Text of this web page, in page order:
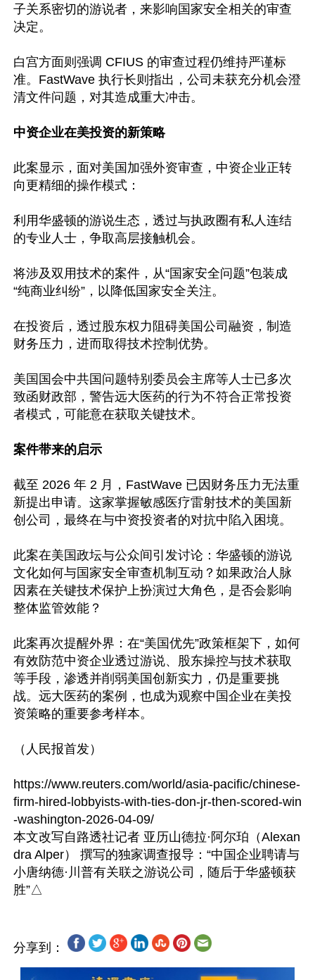
子关系密切的游说者，来影响国家安全相关的审查
决定。
白宫方面则强调 CFIUS 的审查过程仍维持严谨标
准。FastWave 执行长则指出，公司未获充分机会澄
清文件问题，对其造成重大冲击。
中资企业在美投资的新策略
此案显示，面对美国加强外资审查，中资企业正转
向更精细的操作模式：
利用华盛顿的游说生态，透过与执政圈有私人连结
的专业人士，争取高层接触机会。
将涉及双用技术的案件，从“国家安全问题”包装成
“纯商业纠纷”，以降低国家安全关注。
在投资后，透过股东权力阻碍美国公司融资，制造
财务压力，进而取得技术控制优势。
美国国会中共国问题特别委员会主席等人士已多次
致函财政部，警告远大医药的行为不符合正常投资
者模式，可能意在获取关键技术。
案件带来的启示
截至 2026 年 2 月，FastWave 已因财务压力无法重
新提出申请。这家掌握敏感医疗雷射技术的美国新
创公司，最终在与中资投资者的对抗中陷入困境。
此案在美国政坛与公众间引发讨论：华盛顿的游说
文化如何与国家安全审查机制互动？如果政治人脉
因素在关键技术保护上扮演过大角色，是否会影响
整体监管效能？
此案再次提醒外界：在“美国优先”政策框架下，如何
有效防范中资企业透过游说、股东操控与技术获取
等手段，渗透并削弱美国创新实力，仍是重要挑
战。远大医药的案例，也成为观察中国企业在美投
资策略的重要参考样本。
（人民报首发）
https://www.reuters.com/world/asia-pacific/chinese-
firm-hired-lobbyists-with-ties-don-jr-then-scored-win
-washington-2026-04-09/
本文改写自路透社记者 亚历山德拉·阿尔珀（Alexan
dra Alper） 撰写的独家调查报导：“中国企业聘请与
小唐纳德·川普有关联之游说公司，随后于华盛顿获
分享到：